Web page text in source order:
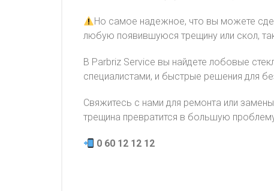
Но самое надежное, что вы можете
любую появившуюся трещину или скол,
В Parbriz Service вы найдете лобовые
специалистами, и быстрые решения для
Свяжитесь с нами для ремонта или
трещина превратится в большую
0 60 12 12 12